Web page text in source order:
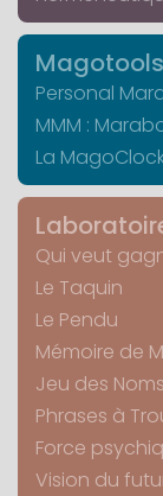
Magotools
Personal
MMM :
La
Qui veut
Le Taquin
Le Pendu
Mémoire de
Jeu des Noms
Phrases à
Force
Vision du